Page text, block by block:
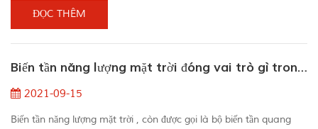
công ty trở nên rất tốn kém.vì vậy năng lượng thay thế mặt trời đã
xuất hiện.để sử dụng năng lượng mặt trời, bạn cần cài đặt hệ thống
t...
ĐỌC THÊM
Biến tần năng lượng mặt trời đóng vai trò gì trong Hệ thống điện mặt trời gia đình
2021-09-15
Biến tần năng lượng mặt trời , còn được gọi là bộ biến tần quang